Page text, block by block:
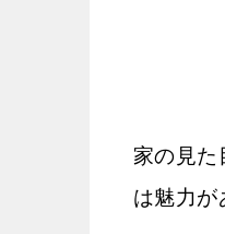
家の見た
は魅力が